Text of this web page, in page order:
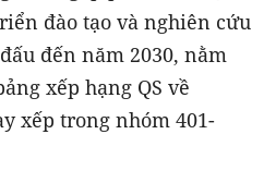
đào tạo và nghiên cứu
đến năm 2030, nằm
xếp hạng QS về
xếp trong nhóm 401-